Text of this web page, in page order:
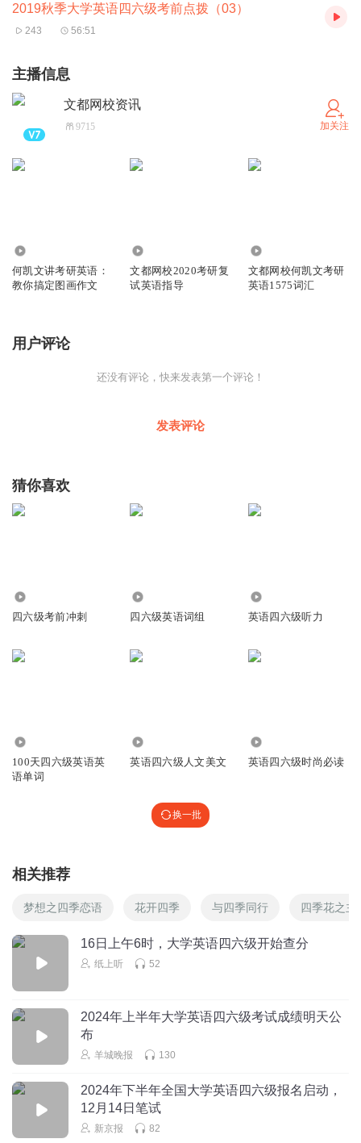
2019秋季大学英语四六级考前点拨（03）
243 56:51
主播信息
文都网校资讯
9715 加关注
何凯文讲考研英语：
教你搞定图画作文
文都网校2020考研复
试英语指导
文都网校何凯文考研
英语1575词汇
用户评论
还没有评论，快来发表第一个评论！
发表评论
猜你喜欢
四六级考前冲刺 四六级英语词组 英语四六级听力
100天四六级英语英
语单词
英语四六级人文美文 英语四六级时尚必读
换一批
相关推荐
梦想之四季恋语 花开四季 与四季同行 四季花之主
16日上午6时，大学英语四六级开始查分
纸上听 52
2024年上半年大学英语四六级考试成绩明天公
布
羊城晚报 130
2024年下半年全国大学英语四六级报名启动，
12月14日笔试
新京报 82